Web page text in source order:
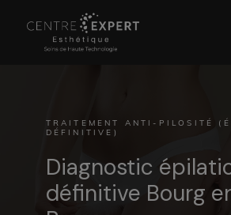
TRAITEMENT ANTI-PILOSITÉ
DÉFINITIVE)
Diagnostic
définitive Bourg